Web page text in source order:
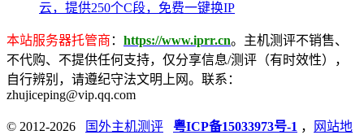
云，提供250个C段，免费一键换IP
本站服务器托管商 ： https://www.iprr.cn。主机测评不销售、
不代购、不提供任何支持，仅分享信息/测评（有时效性），
自行辨别，请遵纪守法文明上网。联系：
zhujiceping@vip.qq.com
© 2012-2026 国外主机测评 粤ICP备15033973号-1 ，
网站地